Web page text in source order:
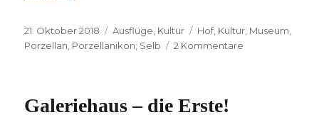
Veröffentlicht
am
21. Oktober 2018 Kategorien
Ausflüge Kultur Schlagwörter
Hof, Kultur Museum
Porzellan Porzellanikon Selb 2 Kommentare
Galeriehaus – die Erste!